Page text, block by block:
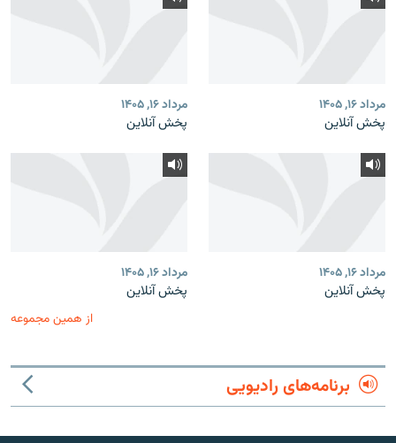
مرداد ۱۶, ۱۴۰۵
پخش آنلاین
مرداد ۱۶, ۱۴۰۵
پخش آنلاین
مرداد ۱۶, ۱۴۰۵
پخش آنلاین
مرداد ۱۶, ۱۴۰۵
پخش آنلاین
از همین مجموعه
برنامه‌های رادیویی